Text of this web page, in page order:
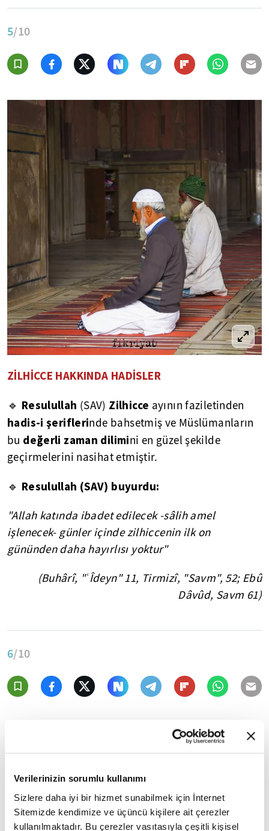
Verilerinizin sorumlu kullanımı
Sizlere daha iyi bir hizmet sunabilmek için İnternet
Sitemizde kendimize ve üçüncü kişilere ait çerezler
kullanılmaktadır. Bu çerezler vasıtasıyla çeşitli kişisel
5/10
ZİLHİCCE HAKKINDA HADİSLER
🔹 Resulullah (SAV) Zilhicce ayının faziletinden
hadis-i şeriflerinde bahsetmiş ve Müslümanların
bu değerli zaman dilimini en güzel şekilde
geçirmelerini nasihat etmiştir.
🔹 Resulullah (SAV) buyurdu:
"Allah katında ibadet edilecek -sâlih amel
işlenecek- günler içinde zilhiccenin ilk on
gününden daha hayırlısı yoktur"
(Buhârî, "ʿÎdeyn" 11, Tirmizî, "Savm", 52; Ebû
Dâvûd, Savm 61)
6/10